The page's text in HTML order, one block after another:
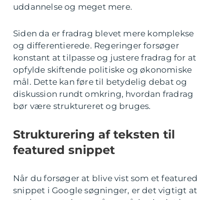
uddannelse og meget mere.
Siden da er fradrag blevet mere komplekse
og differentierede. Regeringer forsøger
konstant at tilpasse og justere fradrag for at
opfylde skiftende politiske og økonomiske
mål. Dette kan føre til betydelig debat og
diskussion rundt omkring, hvordan fradrag
bør være struktureret og bruges.
Strukturering af teksten til
featured snippet
Når du forsøger at blive vist som et featured
snippet i Google søgninger, er det vigtigt at